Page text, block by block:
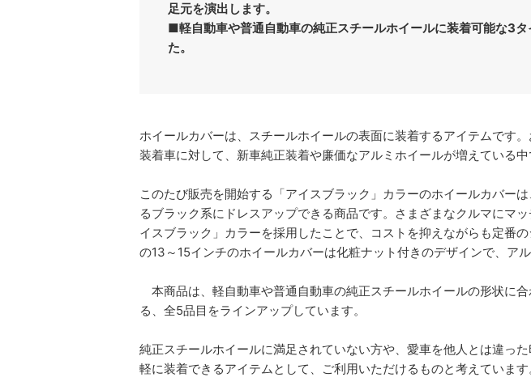
足元を演出します。
■軽自動車や普通自動車の純正スチールホイールに装着可能な3
た。
ホイールカバーは、スチールホイールの表面に装着するアイテムです
装着車に対して、新車純正装着や廉価なアルミホイールが増えている
このたび販売を開始する「アイスブラック」カラーのホイールカバー
るブラック系にドレスアップできる商品です。さまざまなクルマにマ
イスブラック」カラーを採用したことで、コストを抑えながらも定番
の13～15インチのホイールカバーは化粧ナット付きのデザインで、ア
本商品は、軽自動車や普通自動車の純正スチールホイールの形状に
る、全5品目をラインアップしています。
純正スチールホイールに満足されていない方や、愛車を他人とは違っ
軽に装着できるアイテムとして、ご利用いただけるものと考えています